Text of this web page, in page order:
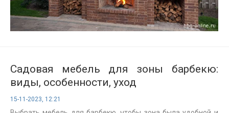
Садовая мебель для зоны барбекю:
виды, особенности, уход
15-11-2023, 12:21